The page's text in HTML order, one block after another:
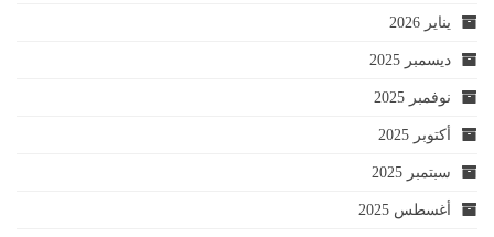
يناير 2026
ديسمبر 2025
نوفمبر 2025
أكتوبر 2025
سبتمبر 2025
أغسطس 2025